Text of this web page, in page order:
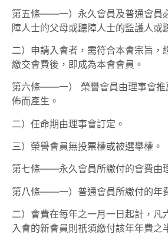
第五條——一）永久會員及普通會員
障人士的父母或聽障人士的監護人或
二）申請入會者，需符合本會宗旨，
繳交會費後，即成為本會會員。
第六條——一） 榮譽會員由理事會推
佈而產生。
二）任命期由理事會訂定。
三）榮譽會員無投票權或被選舉權。
第七條——永久會員所繳付的會費由
第八條——一）普通會員所繳付的年
二）會費在每年之一月一日起計，凡
入會的新會員則祇須繳付該年年費之